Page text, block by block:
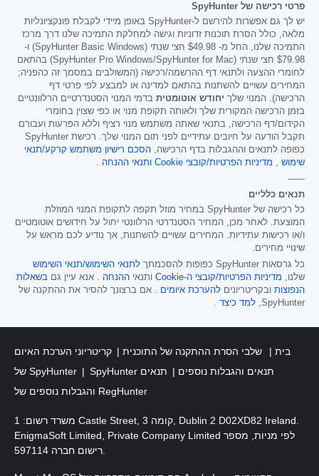
פרטי רכישה של SpyHunter
יש לך גם אפשרות להירשם ל-SpyHunter באופן מיידי לקבלת פונקציונליות
מלאה, כולל הסרת תוכנות זדוניות וגישה למחלקת התמיכה שלנו דרך מרכז
התמיכה שלנו, החל מ- $49.98 חצי שנתי (SpyHunter Basic Windows) ו-
$79.98
חצי שנתי (SpyHunter Pro Windows/SpyHunter for Mac) בהתאם
לחומרי ההצעה ולתנאי דף ההרשמה/רכישה (המשולבים במסמך זה כהפניה;
המחירים עשויים להשתנות בהתאם למדינה או למבצע לפי פרטי דף
הרכישה). המנוי שלך יחודש אוטומטית בדמי המנוי הסטנדרטיים הרלוונטיים
בזמן הרכישה המקורית שלך ולאותה תקופת מנוי או כפי שצוין בחומרי
הקידום/דף הרכישה, בתנאי שאתה משתמש מנוי רציף וללא הפרעות ועבורם
תקבל הודעה על חיובים עתידיים לפני תום המנוי שלך. רכישת SpyHunter
כפופה לתנאים וההגבלות בדף הרכישה, הסכם רישיון משתמש קרקע/תנאי
שימוש , מדיניות הפרטיות/קובצי Cookie ותנאי ההנחה .
------
תנאים כלליים
כל רכישה של SpyHunter במחיר מוזל תקפה לתקופת המנוי המוזלת
המוצעת. לאחר מכן, המחיר הסטנדרטי הרלוונטי יחול על חידושים אוטומטיים
ו/או רכישות עתידיות. המחירים עשויים להשתנות, אך נודיע לכם מראש על
שינויי מחירים.
כל גרסאות SpyHunter כפופות להסכמתך
לתנאי השימוש/תנאי השימוש
שלנו, מדיניות הפרטיות/קובצי ה-Cookie ותנאי ההנחה . אנא עיין גם בשאלות
הנפוצות ובקריטריונים להערכת איומים . אם ברצונך להסיר את ההתקנה של
SpyHunter, למד כיצד .
בית שלבי הסרת ההתקנה של התוכנית
קריטריוני הערכת האיום
של SpyHunter
SpyHunter תנאים והגבלות נוספים
תנאים
והגבלות נוספים של RegHunter
משרד רשום: 1 Castle Street, קומה 3, Dublin 2 D02XD82 Ireland.
EnigmaSoft Limited, Private Company Limited לפי מניות, מספר